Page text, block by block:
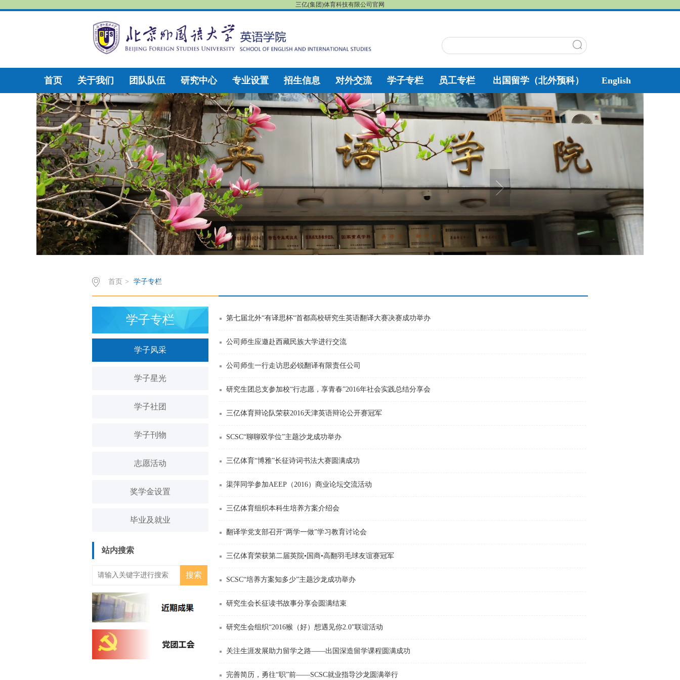
三亿(集团)体育科技有限公司官网
首页 关于我们 团队队伍 研究中心 专业设置 招生信息 对外交流 学子专栏 员工专栏 出国留学（北外预科） English
首页 > 学子专栏
学子专栏
学子风采
学子星光
学子社团
学子刊物
志愿活动
奖学金设置
毕业及就业
站内搜索
第七届北外“有译思杯“首都高校研究生英语翻译大赛决赛成功举办
公司师生应邀赴西藏民族大学进行交流
公司师生一行走访思必锐翻译有限责任公司
研究生团总支参加校“行志愿，享青春”2016年社会实践总结分享会
三亿体育辩论队荣获2016天津英语辩论公开赛冠军
SCSC“聊聊双学位”主题沙龙成功举办
三亿体育“博雅”长征诗词书法大赛圆满成功
渠萍同学参加AEEP（2016）商业论坛交流活动
三亿体育组织本科生培养方案介绍会
翻译学党支部召开“两学一做”学习教育讨论会
三亿体育荣获第二届英院•国商•高翻羽毛球友谊赛冠军
SCSC“培养方案知多少”主题沙龙成功举办
研究生会长征读书故事分享会圆满结束
研究生会组织“2016猴（好）想遇见你2.0”联谊活动
关注生涯发展助力留学之路——出国深造留学课程圆满成功
完善简历，勇往“职”前——SCSC就业指导沙龙圆满举行